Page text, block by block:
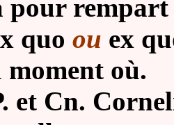
pour
ou ex
où.
et Cn.